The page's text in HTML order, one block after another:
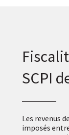
SCPI
Les revenus
imposés